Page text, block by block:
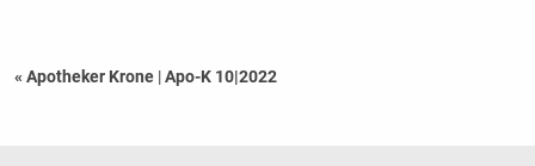
« Apotheker Krone |Apo-K 10|2022